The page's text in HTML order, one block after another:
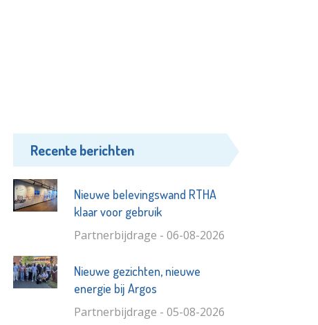
Recente berichten
Nieuwe belevingswand RTHA
klaar voor gebruik
Partnerbijdrage - 06-08-2026
Nieuwe gezichten, nieuwe
energie bij Argos
Partnerbijdrage - 05-08-2026